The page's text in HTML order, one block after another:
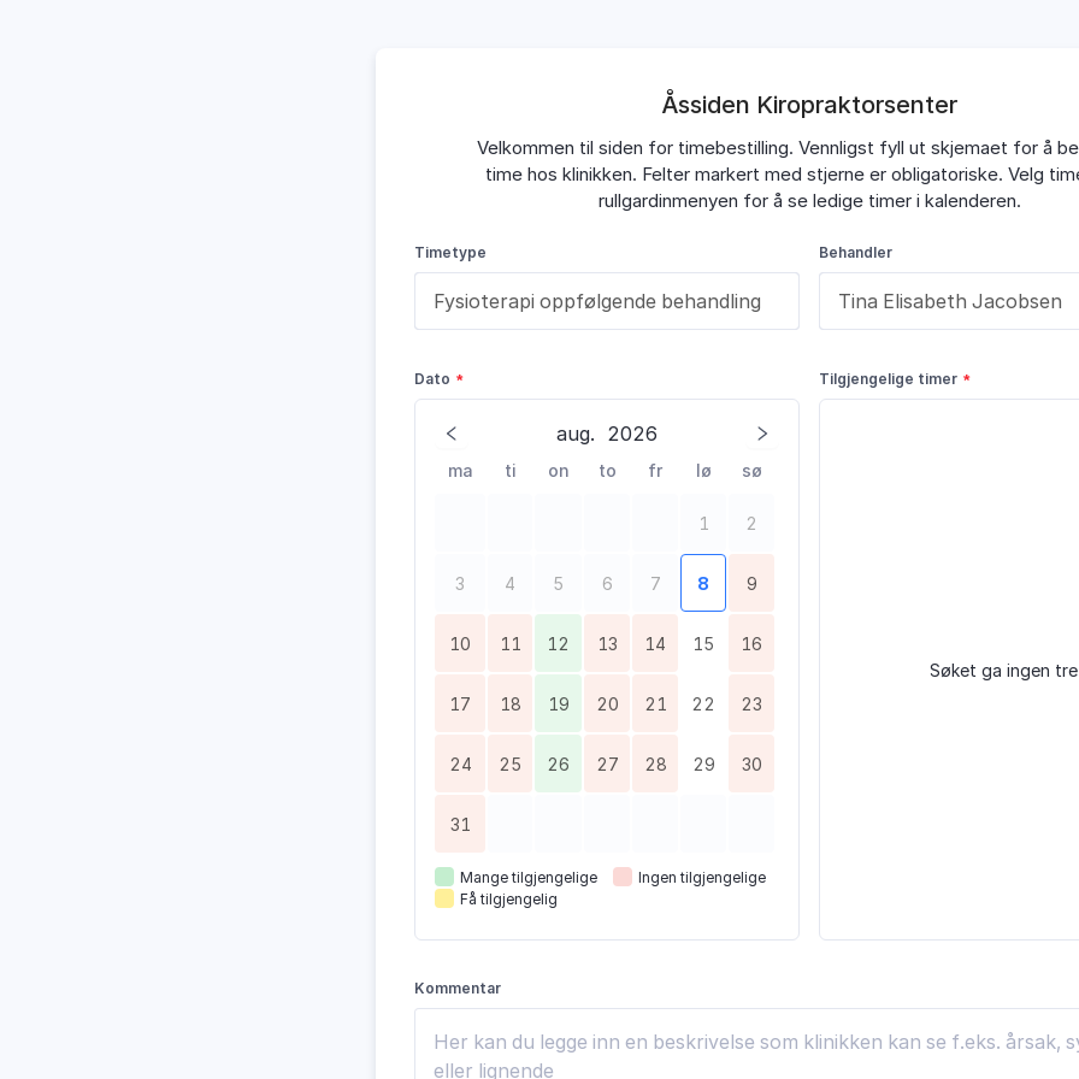
Åssiden Kiropraktorsenter
Velkommen til siden for timebestilling. Vennligst fyll ut skjemaet for å
time hos klinikken. Felter markert med stjerne er obligatoriske. Velg
rullgardinmenyen for å se ledige timer i kalenderen.
Timetype Behandler
Dato
aug. 2026
ma ti on to fr lø sø
1 2
3 4 5 6 7 8 9
10 11 12 13 14 15 16
17 18 19 20 21 22 23
24 25 26 27 28 29 30
31
Mange tilgjengelige
Ingen tilgjengelige
Få tilgjengelig
Tilgjengelige timer
Søket ga ingen
Kommentar